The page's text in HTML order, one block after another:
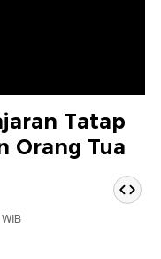
Tatap
Orang Tua